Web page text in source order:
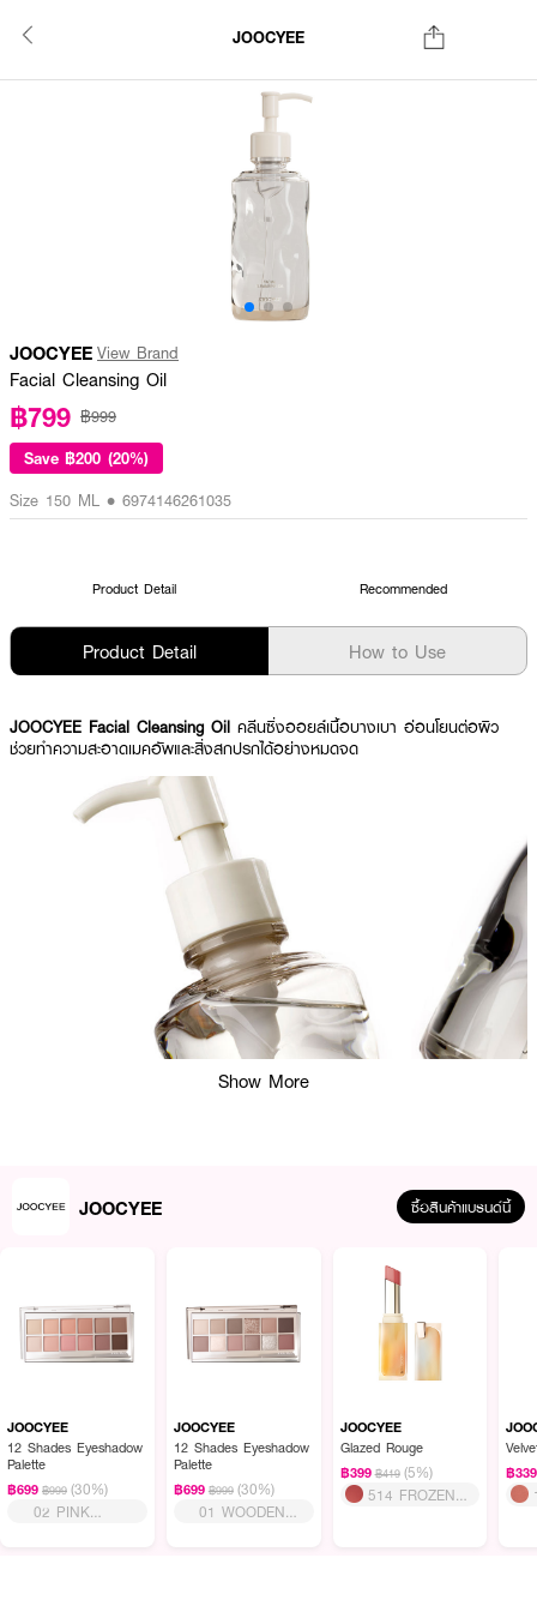
JOOCYEE
JOOCYEE View Brand
Facial Cleansing Oil
฿799 ฿999
Save ฿200 (20%)
Size 150 ML • 6974146261035
Product Detail Recommended
Product Detail How to Use
JOOCYEE Facial Cleansing Oil คลีนซิ่งออยล์เนื้อบางเบา อ่อนโยนต่อผิว
ช่วยทำความสะอาดเมคอัพและสิ่งสกปรกได้อย่างหมดจด
ผลลัพธ์ที่ได้ :
JOOCYEE Facial Cleansing Oil
คลีนซิ่งออยล์เนื้อบางเบาดุจน้ำ อ่อนโยนต่อ
ผิว เปลี่ยนเป็นน้ำนมเมื่อสัมผัสน้ำ ช่วยสลายเมคอัพและสิ่งสกปรกได้อย่างหมดจด
โดยไม่ทิ้งความมันส่วนเกิน ให้ผิวรู้สึกสะอาด สดชื่น และนุ่มสบายหลังล้าง สูตรอ่อน
Show More
JOOCYEE ซื้อสินค้าแบรนด์นี้
JOOCYEE
12 Shades Eyeshadow
Palette
฿699 ฿999 (30%)
02 PINK
JOOCYEE
12 Shades Eyeshadow
Palette
฿699 ฿999 (30%)
01 WOODEN
JOOCYEE
Glazed Rouge
฿399 ฿419 (5%)
514 FROZEN
฿339